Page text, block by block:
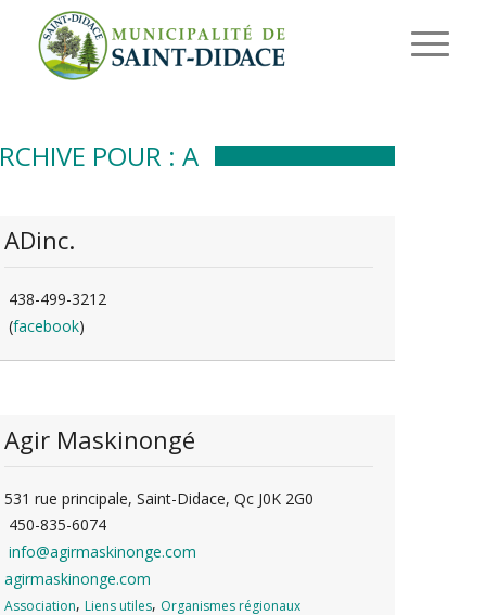
POUR : A
ADinc.
438-499-3212
(facebook)
Agir Maskinongé
531 rue principale, Saint-Didace, Qc J0K 2G0
450-835-6074
info@agirmaskinonge.com
agirmaskinonge.com
Association, Liens utiles, Organismes régionaux